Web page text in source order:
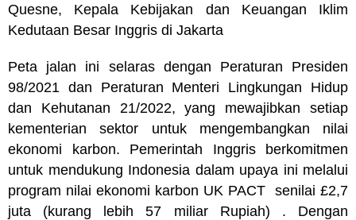
Quesne, Kepala Kebijakan dan Keuangan Iklim
Kedutaan Besar Inggris di Jakarta
Peta jalan ini selaras dengan Peraturan Presiden
98/2021 dan Peraturan Menteri Lingkungan Hidup
dan Kehutanan 21/2022, yang mewajibkan setiap
kementerian sektor untuk mengembangkan nilai
ekonomi karbon. Pemerintah Inggris berkomitmen
untuk mendukung Indonesia dalam upaya ini melalui
program nilai ekonomi karbon UK PACT senilai £2,7
juta (kurang lebih 57 miliar Rupiah) . Dengan